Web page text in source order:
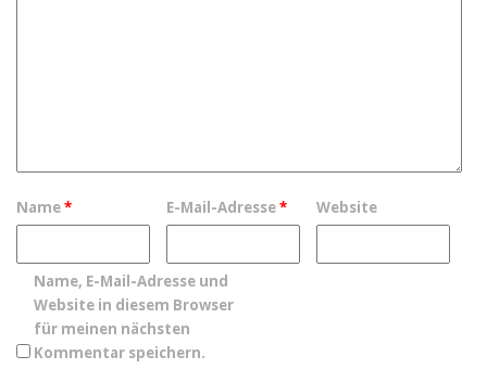
Name* E-Mail-Adresse* Website
Name, E-Mail-Adresse und
Website in diesem Browser
für meinen nächsten
Kommentar speichern.